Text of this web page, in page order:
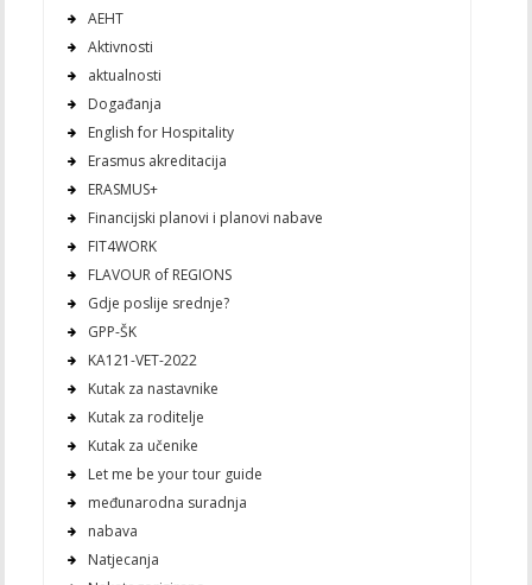
AEHT
Aktivnosti
aktualnosti
Događanja
English for Hospitality
Erasmus akreditacija
ERASMUS+
Financijski planovi i planovi nabave
FIT4WORK
FLAVOUR of REGIONS
Gdje poslije srednje?
GPP-ŠK
KA121-VET-2022
Kutak za nastavnike
Kutak za roditelje
Kutak za učenike
Let me be your tour guide
međunarodna suradnja
nabava
Natjecanja